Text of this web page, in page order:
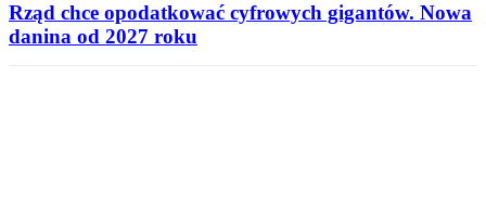
Rząd chce opodatkować cyfrowych gigantów. Nowa
danina od 2027 roku